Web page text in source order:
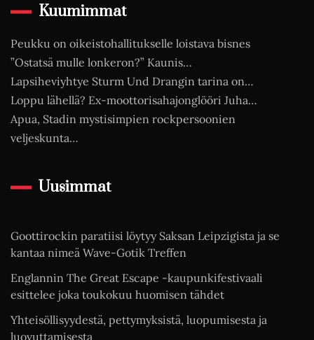
Kuumimmat
Peukku on oikeistohallitukselle loistava bisnes
”Ostatsä mulle lonkeron?” Kaunis…
Lapsiheviyhtye Sturm Und Drangin tarina on…
Loppu lähellä? Ex-moottorisahajonglööri Juha…
Apua, Stadin mystisimpien rockpersoonien
veljeskunta…
Uusimmat
Goottirockin paratiisi löytyy Saksan Leipzigista ja se
kantaa nimeä Wave-Gotik Treffen
Englannin The Great Escape -kaupunkifestivaali
esittelee joka toukokuu huomisen tähdet
Yhteisöllisyydestä, pettymyksistä, luopumisesta ja
luovuttamisesta